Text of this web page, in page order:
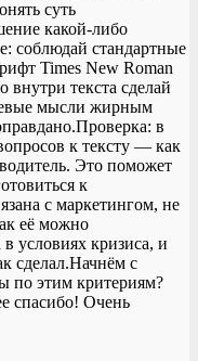
суть
какой‑либо
соблюдай стандартные
Times New Roman
внутри текста сделай
мысли жирным
в
к тексту — как
Это поможет
к
с маркетингом, не
её можно
условиях кризиса, и
сделал.Начнём с
по этим критериям?
спасибо! Очень